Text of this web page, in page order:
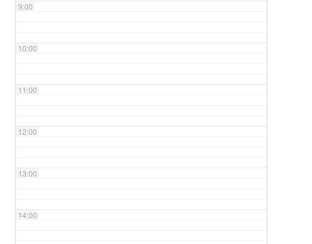
9:00
10:00
11:00
12:00
13:00
14:00